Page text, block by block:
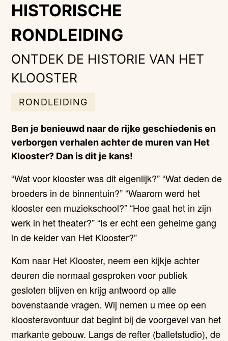
HISTORISCHE
RONDLEIDING
ONTDEK DE HISTORIE VAN HET
KLOOSTER
RONDLEIDING
Ben je benieuwd naar de rijke geschiedenis en
verborgen verhalen achter de muren van Het
Klooster? Dan is dit je kans!
“Wat voor klooster was dit eigenlijk?” “Wat deden de
broeders in de binnentuin?” “Waarom werd het
klooster een muziekschool?” “Hoe gaat het in zijn
werk in het theater?” “Is er echt een geheime gang
in de kelder van Het Klooster?”
Kom naar Het Klooster, neem een kijkje achter
deuren die normaal gesproken voor publiek
gesloten blijven en krijg antwoord op alle
bovenstaande vragen. Wij nemen u mee op een
kloosteravontuur dat begint bij de voorgevel van het
markante gebouw. Langs de refter (balletstudio), de